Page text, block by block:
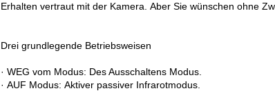
Erhalten vertraut mit der Kamera. Aber Sie wünschen ohne
Drei grundlegende Betriebsweisen
· WEG vom Modus: Des Ausschaltens Modus.
· AUF Modus: Aktiver passiver Infrarotmodus.